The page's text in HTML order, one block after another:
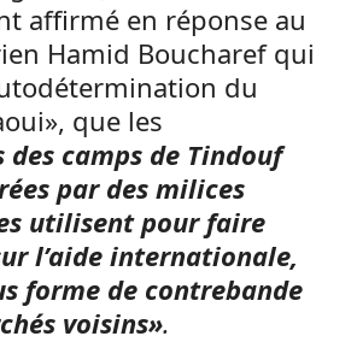
affirmé en réponse au
Hamid Boucharef qui
du
que les
camps de Tindouf
par des milices
utilisent pour faire
l’aide internationale,
forme de contrebande
voisins».